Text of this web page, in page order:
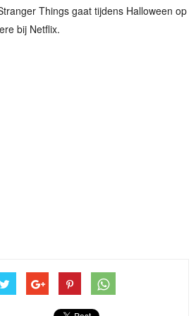
Things gaat tijdens Halloween op
bij Netflix.